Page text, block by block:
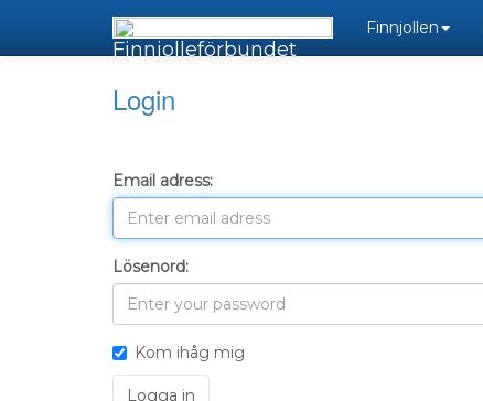
Finnjolleförbundet
Finnjollen
Login
Email adress:
Lösenord:
Kom ihåg mig
Logga in